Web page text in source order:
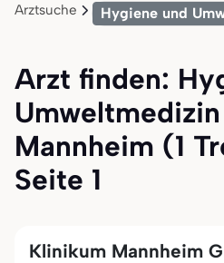
Arztsuche Hygiene und
Arzt finden:
Mannheim (1
Seite 1
Klinikum Mannheim